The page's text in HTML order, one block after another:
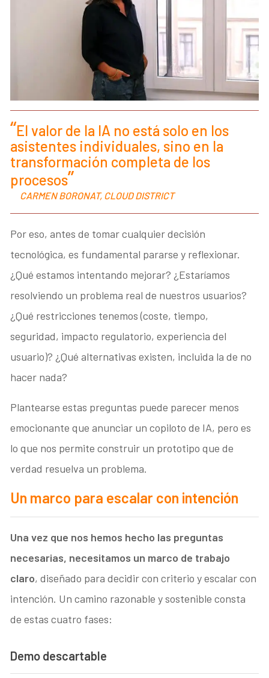
El valor de la IA no está solo en los
asistentes individuales, sino en la
transformación completa de los
procesos
CARMEN BORONAT, CLOUD DISTRICT
Por eso, antes de tomar cualquier decisión
tecnológica, es fundamental pararse y reflexionar.
¿Qué estamos intentando mejorar? ¿Estaríamos
resolviendo un problema real de nuestros usuarios?
¿Qué restricciones tenemos (coste, tiempo,
seguridad, impacto regulatorio, experiencia del
usuario)? ¿Qué alternativas existen, incluida la de no
hacer nada?
Plantearse estas preguntas puede parecer menos
emocionante que anunciar un copiloto de IA, pero es
lo que nos permite construir un prototipo que de
verdad resuelva un problema.
Un marco para escalar con intención
Una vez que nos hemos hecho las preguntas
necesarias, necesitamos un marco de trabajo
claro, diseñado para decidir con criterio y escalar con
intención. Un camino razonable y sostenible consta
de estas cuatro fases:
Demo descartable